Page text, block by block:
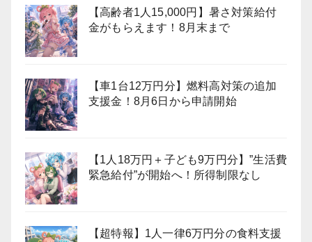
【高齢者1人15,000円】暑さ対策給付
金がもらえます！8月末まで
【車1台12万円分】燃料高対策の追加
支援金！8月6日から申請開始
【1人18万円＋子ども9万円分】”生活費
緊急給付”が開始へ！所得制限なし
【超特報】1人一律6万円分の食料支援